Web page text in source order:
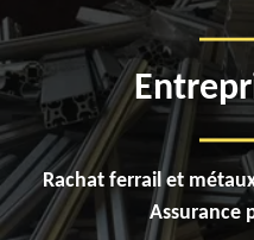
Rachat ferrail et
Assurance